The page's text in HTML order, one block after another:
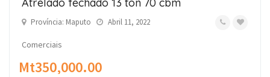
Província: Maputo Abril 11, 2022
Comerciais
Mt350,000.00